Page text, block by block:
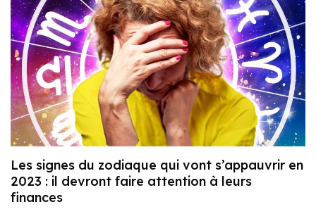
Les signes du zodiaque qui vont s’appauvrir en
2023 : il devront faire attention à leurs
finances